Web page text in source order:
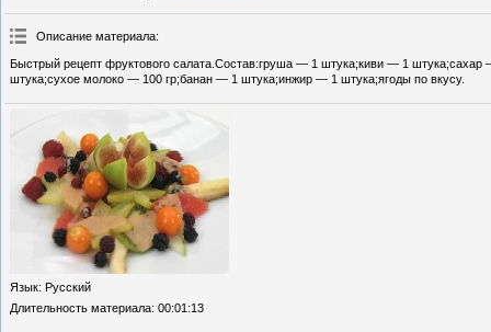
Описание материала:
Быстрый рецепт фруктового салата.Состав:груша — 1 штука;киви — 1
штука;сухое молоко — 100 гр;банан — 1 штука;инжир — 1 штука;ягоды по вкусу.
Язык: Русский
Длительность материала: 00:01:13